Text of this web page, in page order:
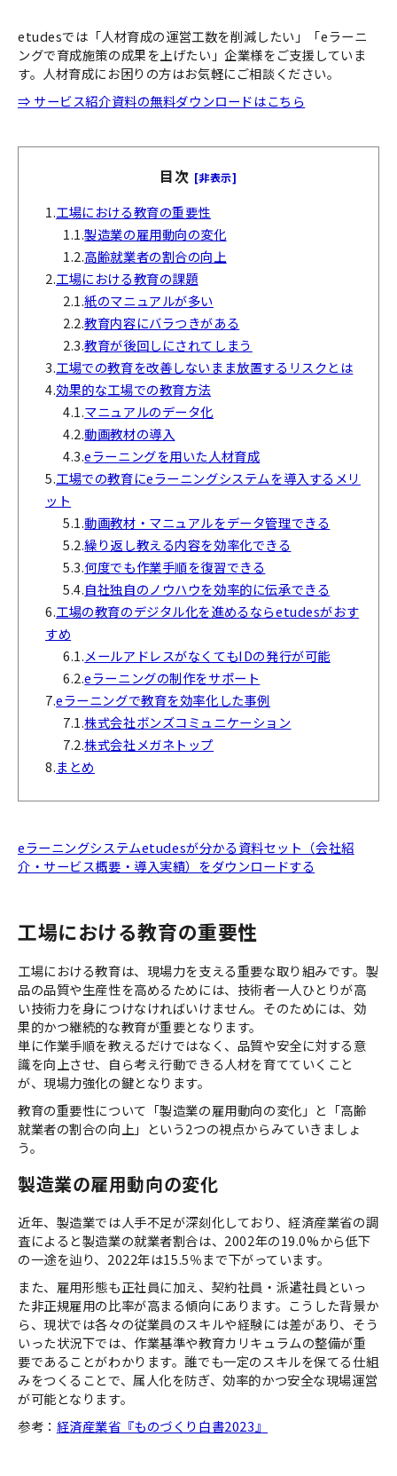
etudesでは「人材育成の運営工数を削減したい」「eラーニ
ングで育成施策の成果を上げたい」企業様をご支援していま
す。人材育成にお困りの方はお気軽にご相談ください。
⇒ サービス紹介資料の無料ダウンロードはこちら
目次 [非表示]
1.工場における教育の重要性
1.1.製造業の雇用動向の変化
1.2.高齢就業者の割合の向上
2.工場における教育の課題
2.1.紙のマニュアルが多い
2.2.教育内容にバラつきがある
2.3.教育が後回しにされてしまう
3.工場での教育を改善しないまま放置するリスクとは
4.効果的な工場での教育方法
4.1.マニュアルのデータ化
4.2.動画教材の導入
4.3.eラーニングを用いた人材育成
5.工場での教育にeラーニングシステムを導入するメリ
ット
5.1.動画教材・マニュアルをデータ管理できる
5.2.繰り返し教える内容を効率化できる
5.3.何度でも作業手順を復習できる
5.4.自社独自のノウハウを効率的に伝承できる
6.工場の教育のデジタル化を進めるならetudesがおす
すめ
6.1.メールアドレスがなくてもIDの発行が可能
6.2.eラーニングの制作をサポート
7.eラーニングで教育を効率化した事例
7.1.株式会社ボンズコミュニケーション
7.2.株式会社メガネトップ
8.まとめ
eラーニングシステムetudesが分かる資料セット（会社紹
介・サービス概要・導入実績）をダウンロードする
工場における教育の重要性
工場における教育は、現場力を支える重要な取り組みです。製
品の品質や生産性を高めるためには、技術者一人ひとりが高
い技術力を身につけなければいけません。そのためには、効
果的かつ継続的な教育が重要となります。
単に作業手順を教えるだけではなく、品質や安全に対する意
識を向上させ、自ら考え行動できる人材を育てていくこと
が、現場力強化の鍵となります。
教育の重要性について「製造業の雇用動向の変化」と「高齢
就業者の割合の向上」という2つの視点からみていきましょ
う。
製造業の雇用動向の変化
近年、製造業では人手不足が深刻化しており、経済産業省の調
査によると製造業の就業者割合は、2002年の19.0%から低下
の一途を辿り、2022年は15.5％まで下がっています。
また、雇用形態も正社員に加え、契約社員・派遣社員といっ
た非正規雇用の比率が高まる傾向にあります。こうした背景か
ら、現状では各々の従業員のスキルや経験には差があり、そう
いった状況下では、作業基準や教育カリキュラムの整備が重
要であることがわかります。誰でも一定のスキルを保てる仕組
みをつくることで、属人化を防ぎ、効率的かつ安全な現場運営
が可能となります。
参考： 経済産業省『ものづくり白書2023』